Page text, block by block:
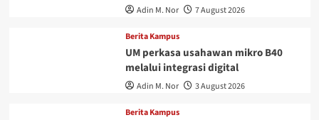
Adin M. Nor 7 August 2026
Berita Kampus
UM perkasa usahawan mikro B40
melalui integrasi digital
Adin M. Nor 3 August 2026
Berita Kampus